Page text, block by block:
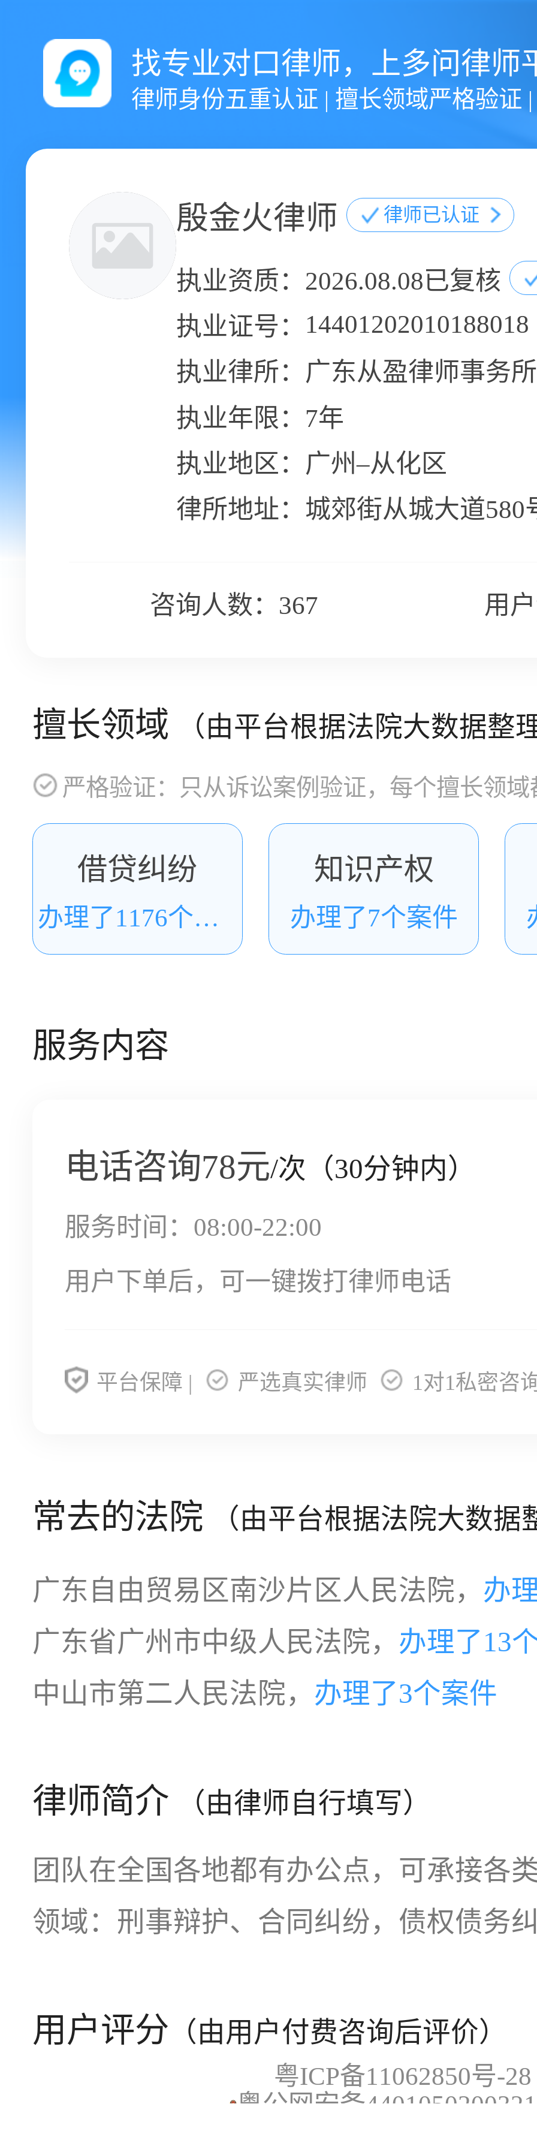
找专业对口律师，上多问律师
律师身份五重认证 | 擅长领域严格验证
殷金火律师 律师已认证
执业资质： 2026.08.08已复核
执业证号： 14401202010188018
执业律所： 广东从盈律师事务所
执业年限： 7年
执业地区： 广州–从化区
律所地址： 城郊街从城大道580
咨询人数：367 用
擅长领域 （由平台根据法院大数据整
严格验证：只从诉讼案例验证，每个擅长领
借贷纠纷
办理了1176个案件
知识产权
办理了7个案件
服务内容
电话咨询78元/次（30分钟内）
服务时间：08:00-22:00
用户下单后，可一键拨打律师电话
平台保障 | 严选真实律师 1对1私密咨
常去的法院 （由平台根据法院大数据
广东自由贸易区南沙片区人民法院， 办
广东省广州市中级人民法院， 办理了13
中山市第二人民法院， 办理了3个案件
律师简介 （由律师自行填写）
团队在全国各地都有办公点，可承接各
领域：刑事辩护、合同纠纷，债权债务
用户评分 （由用户付费咨询后评价）
粤ICP备11062850号-28
粤公网安备